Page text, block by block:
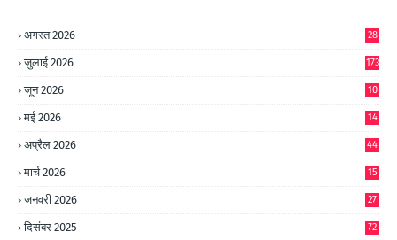
अगस्त 2026 28
जुलाई 2026 173
जून 2026
10
मई 2026
14
अप्रैल 2026 44
मार्च 2026 15
जनवरी 2026 27
दिसंबर 2025 72